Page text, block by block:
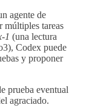
agente de
múltiples tareas
1 (una lectura
Codex puede
y proponer
prueba eventual
agraciado.